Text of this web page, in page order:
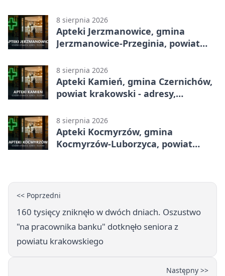
8 sierpnia 2026
Apteki Jerzmanowice, gmina
Jerzmanowice-Przeginia, powiat
godziny otwarcia
8 sierpnia 2026
Apteki Kamień, gmina Czernichów,
powiat krakowski - adresy,
8 sierpnia 2026
Apteki Kocmyrzów, gmina
Kocmyrzów-Luborzyca, powiat
<< Poprzedni
160 tysięcy zniknęło w dwóch dniach. Oszustwo
"na pracownika banku" dotknęło seniora z
powiatu krakowskiego
Następny >>